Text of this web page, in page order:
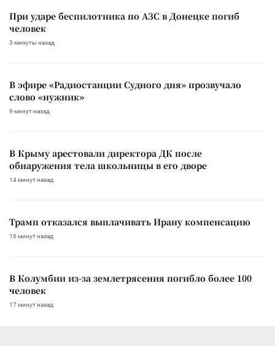
При ударе беспилотника по АЗС в Донецке погиб
человек
3 минуты назад
В эфире «Радиостанции Судного дня» прозвучало
слово «нужник»
9 минут назад
В Крыму арестовали директора ДК после
обнаружения тела школьницы в его дворе
14 минут назад
Трамп отказался выплачивать Ирану компенсацию
16 минут назад
В Колумбии из-за землетрясения погибло более 100
человек
17 минут назад